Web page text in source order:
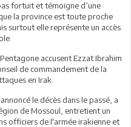
fortuit et témoigne d’une
la province est toute proche
surtout elle représente un accès
accusent Ezzat Ibrahim
de commandement de la
en Irak.
le décès dans le passé, a
de Mossoul, entretient un
officiers de l'armée irakienne et